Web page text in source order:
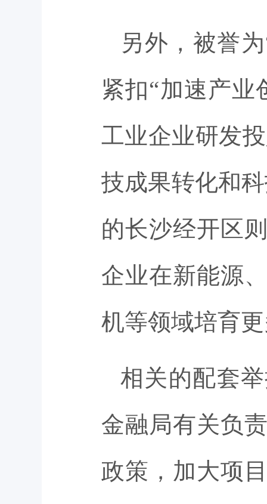
另外，被誉
紧扣“加速产
工业企业研发
技成果转化和
的长沙经开区
企业在新能源
机等领域培育
相关的配套
金融局有关负
政策，加大项